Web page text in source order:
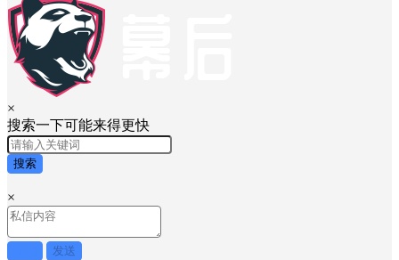
×
搜索一下可能来得更快
搜索
×
发送